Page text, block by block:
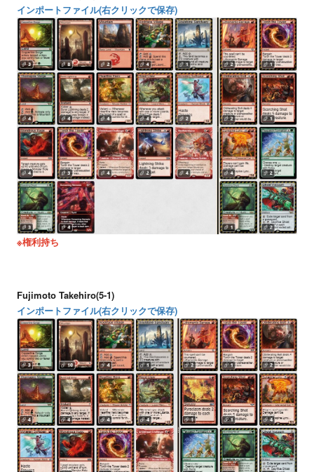
インポートファイル(右クリックで保存)
※権利持ち
Fujimoto Takehiro(5-1)
インポートファイル(右クリックで保存)